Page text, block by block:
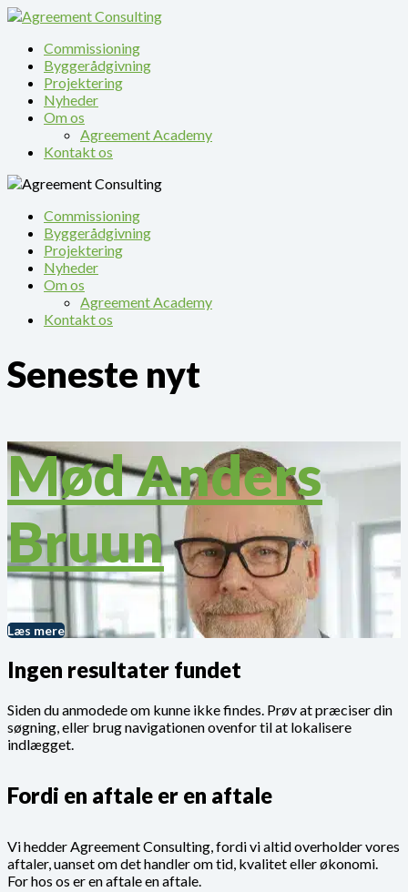
Commissioning
Byggerådgivning
Projektering
Nyheder
Om os
Agreement Academy
Kontakt os
Commissioning
Byggerådgivning
Projektering
Nyheder
Om os
Agreement Academy
Kontakt os
Seneste nyt
Mød Anders
Bruun
Læs mere
Ingen resultater fundet
Siden du anmodede om kunne ikke findes. Prøv at præciser din
søgning, eller brug navigationen ovenfor til at lokalisere
indlægget.
Fordi en aftale er en aftale
Vi hedder Agreement Consulting, fordi vi altid overholder vores
aftaler, uanset om det handler om tid, kvalitet eller økonomi.
For hos os er en aftale en aftale.